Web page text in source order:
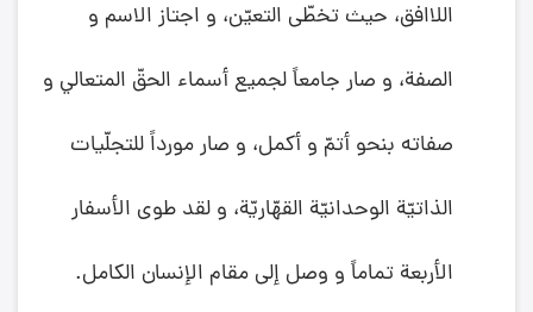
اللاافق، حيث تخطّى التعيّن، و اجتاز الاسم و
الصفة، و صار جامعاً لجميع أسماء الحقّ المتعالي و
صفاته بنحو أتمّ و أكمل، و صار مورداً للتجلّيات
الذاتيّة الوحدانيّة القهّاريّة، و لقد طوى الأسفار
الأربعة تماماً و وصل إلى مقام الإنسان الكامل.